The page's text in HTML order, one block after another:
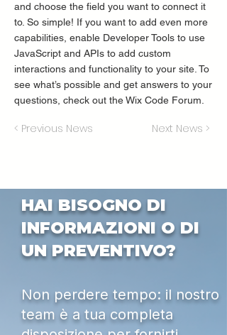
and choose the field you want to connect it
to. So simple! If you want to add even more
capabilities, enable Developer Tools to use
JavaScript and APIs to add custom
interactions and functionality to your site. To
see what’s possible and get answers to your
questions, check out the Wix Code Forum.
< Previous News Next News >
HAI BISOGNO DI
INFORMAZIONI O DI
UN PREVENTIVO?
Non perdere tempo: il nostro
team è a tua completa